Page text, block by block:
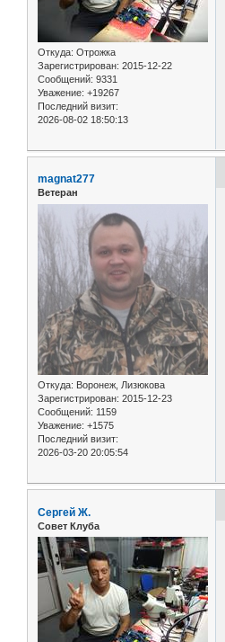
Откуда: Отрожка
Зарегистрирован: 2015-12-22
Сообщений: 9331
Уважение: +19267
Последний визит:
2026-08-02 18:50:13
magnat277
Ветеран
Откуда: Воронеж, Лизюкова
Зарегистрирован: 2015-12-23
Сообщений: 1159
Уважение: +1575
Последний визит:
2026-03-20 20:05:54
Сергей Ж.
Совет Клуба